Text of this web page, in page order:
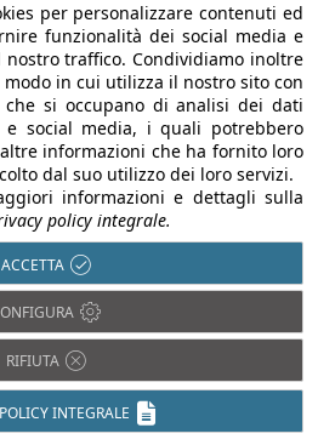
25/03/2026
CERAMICHE KEOPE
Materia,
per personalizzare contenuti ed
funzionalità dei social media e
traffico. Condividiamo inoltre
in cui utilizza il nostro sito con
si occupano di analisi dei dati
e social media, i quali potrebbero
informazioni che ha fornito loro
dal suo utilizzo dei loro servizi.
informazioni e dettagli sulla
policy integrale.
ACCETTA
RIFIUTA
INTEGRALE